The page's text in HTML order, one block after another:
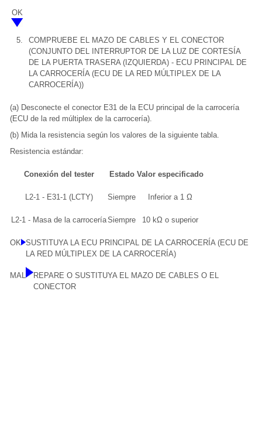
OK
5.
COMPRUEBE EL MAZO DE CABLES Y EL CONECTOR
(CONJUNTO DEL INTERRUPTOR DE LA LUZ DE CORTESÍA
DE LA PUERTA TRASERA (IZQUIERDA) - ECU PRINCIPAL DE
LA CARROCERÍA (ECU DE LA RED MÚLTIPLEX DE LA
CARROCERÍA))
(a) Desconecte el conector E31 de la ECU principal de la carrocería
(ECU de la red múltiplex de la carrocería).
(b) Mida la resistencia según los valores de la siguiente tabla.
Resistencia estándar:
Conexión del tester Estado Valor especificado
L2-1 - E31-1 (LCTY) Siempre Inferior a 1 Ω
L2-1 - Masa de la carroceríaSiempre 10 kΩ o superior
OK SUSTITUYA LA ECU PRINCIPAL DE LA CARROCERÍA (ECU DE
LA RED MÚLTIPLEX DE LA CARROCERÍA)
MAL
REPARE O SUSTITUYA EL MAZO DE CABLES O EL
CONECTOR